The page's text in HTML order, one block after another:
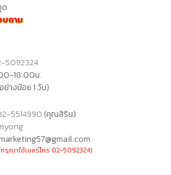
ด
ถาม
5092324
18:00น.
างน้อย 1 วัน)
5514990 (คุณสิริน)
รุณาใช้เบอร์โทร 02-5092324)